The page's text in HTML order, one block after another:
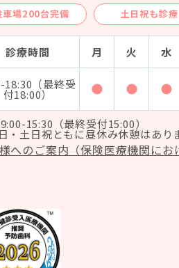
車場200台完備 土日祝も診療
診療時間 月 火 水
18:30（最終受
付18:00） 診療時間診療
15:30（最終受付15:00）
・土日祝ともに昼休み休憩はあり
へのご案内（保険医療機関にお